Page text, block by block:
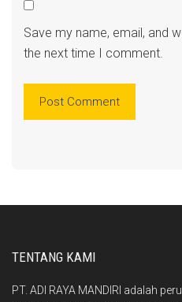
Save my name, email, and
the next time I comment.
TENTANG KAMI
PT. ADI RAYA MANDIRI adalah